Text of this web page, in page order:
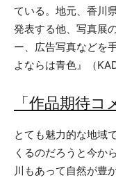
ている。地元、⾹川
発表する他、写真展
ー、広告写真などを
よならは⻘⾊』（
「作品期待コ
とても魅力的な地域
くるのだろうと今か
川もあって自然が豊